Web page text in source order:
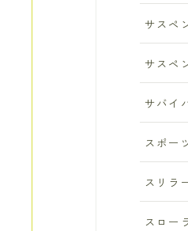
サスペ
サスペ
サバイ
スポー
スリラ
スロー